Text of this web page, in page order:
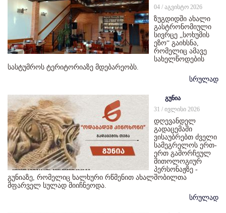
04 / აგვისტო 2026
ზუგდიდში ახალი
გასტრონომიული
სივრცე „სოხუმის
ეზო“ გაიხსნა,
რომელიც ამავე
სახელწოდების
სასტუმროს ტერიტორიაზე მდებარეობს.
სრულად
გუნია
31 / ივლისი 2026
დღევანდელ
გადაცემაში
ვისაუბრებთ ძველი
სამეგრელოს ერთ-
ერთ გამორჩეულ
მითოლოგიურ
პერსონაჟზე -
გუნიაზე, რომელიც ხალხური რწმენით ახალშობილთა
მფარველ სულად მიიჩნეოდა.
სრულად